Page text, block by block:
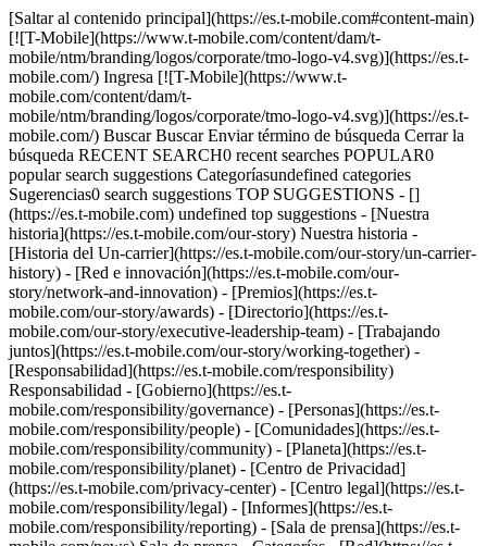
[Saltar al contenido principal](https://es.t-mobile.com#content-main)
[![T-Mobile](https://www.t-mobile.com/content/dam/t-
mobile/ntm/branding/logos/corporate/tmo-logo-v4.svg)](https://es.t-
mobile.com/) Ingresa [![T-Mobile](https://www.t-
mobile.com/content/dam/t-
mobile/ntm/branding/logos/corporate/tmo-logo-v4.svg)](https://es.t-
mobile.com/) Buscar Buscar Enviar término de búsqueda Cerrar la
búsqueda RECENT SEARCH0 recent searches POPULAR0
popular search suggestions Categoríasundefined categories
Sugerencias0 search suggestions TOP SUGGESTIONS - []
(https://es.t-mobile.com) undefined top suggestions - [Nuestra
historia](https://es.t-mobile.com/our-story) Nuestra historia -
[Historia del Un-carrier](https://es.t-mobile.com/our-story/un-carrier-
history) - [Red e innovación](https://es.t-mobile.com/our-
story/network-and-innovation) - [Premios](https://es.t-
mobile.com/our-story/awards) - [Directorio](https://es.t-
mobile.com/our-story/executive-leadership-team) - [Trabajando
juntos](https://es.t-mobile.com/our-story/working-together) -
[Responsabilidad](https://es.t-mobile.com/responsibility)
Responsabilidad - [Gobierno](https://es.t-
mobile.com/responsibility/governance) - [Personas](https://es.t-
mobile.com/responsibility/people) - [Comunidades](https://es.t-
mobile.com/responsibility/community) - [Planeta](https://es.t-
mobile.com/responsibility/planet) - [Centro de Privacidad]
(https://es.t-mobile.com/privacy-center) - [Centro legal](https://es.t-
mobile.com/responsibility/legal) - [Informes](https://es.t-
mobile.com/responsibility/reporting) - [Sala de prensa](https://es.t-